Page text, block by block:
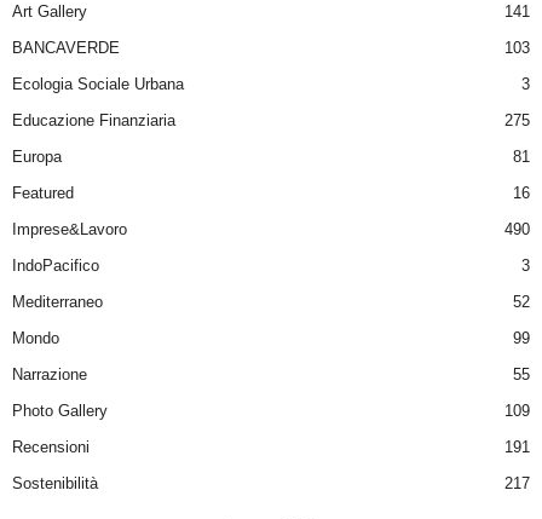
Art Gallery
141
BANCAVERDE
103
Ecologia Sociale Urbana
3
Educazione Finanziaria
275
Europa
81
Featured
16
Imprese&Lavoro
490
IndoPacifico
3
Mediterraneo
52
Mondo
99
Narrazione
55
Photo Gallery
109
Recensioni
191
Sostenibilità
217